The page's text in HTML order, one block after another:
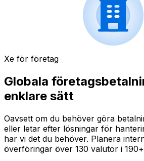
Xe för företag
Globala
enklare sätt
Oavsett om du behöver göra
eller letar efter lösningar för
har vi det du behöver. Planera
överföringar över 130 valutor i